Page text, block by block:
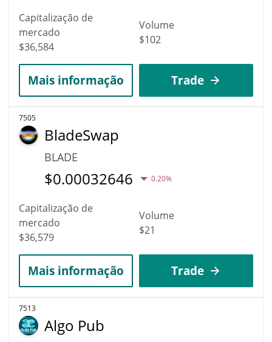
Capitalização de
mercado
$36,584
Volume
$102
Mais informação Trade
7505
BladeSwap
BLADE
$0.00032646 0.20%
Capitalização de
mercado
$36,579
Volume
$21
Mais informação Trade
7513
Algo Pub